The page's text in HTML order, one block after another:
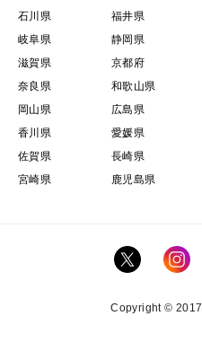
石川県
福井県
岐阜県
静岡県
滋賀県
京都府
奈良県
和歌山県
岡山県
広島県
香川県
愛媛県
佐賀県
長崎県
宮崎県
鹿児島県
Copyright ©